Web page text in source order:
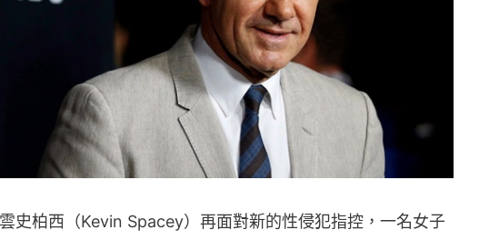
史柏西（Kevin Spacey）再面對新的性侵犯指控，一名女子